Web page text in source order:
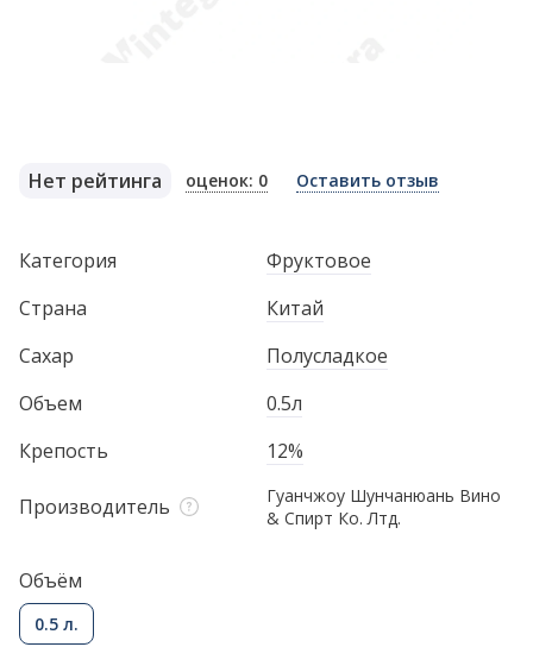
Нет рейтинга оценок: 0 Оставить отзыв
Категория
Фруктовое
Страна
Китай
Сахар
Полусладкое
Объем
0.5л
Крепость
12%
Производитель
Гуанчжоу Шунчанюань Вино
& Спирт Ко. Лтд.
Объём
0.5 л.